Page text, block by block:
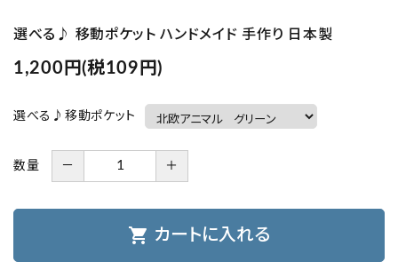
選べる♪ 移動ポケット ハンドメイド 手作り 日本製
1,200円(税109円)
選べる♪移動ポケット
数量 － ＋
shopping_cart カートに入れる